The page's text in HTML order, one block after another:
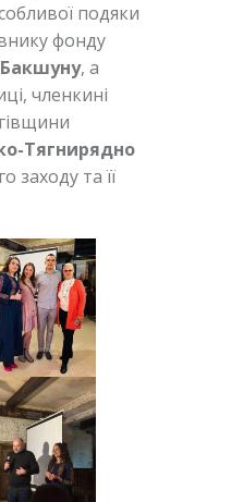
подяки
фонду
Бакшуну, а
членкині
Тягнирядно
заходу та її